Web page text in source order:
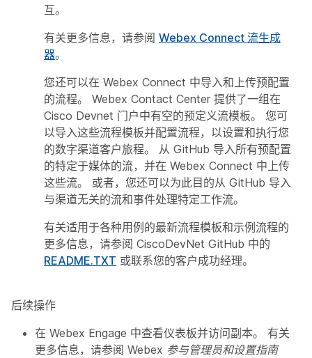
互。
有关更多信息，请参阅 Webex Connect 流生成
器。
您还可以在 Webex Connect 中导入和上传预配置
的流程。 Webex Contact Center 提供了一组在
Cisco Devnet 门户中有空的预定义流模板。 您可
以导入这些流程模板并配置流程，以设置和执行您
的数字渠道客户旅程。 从 GitHub 导入所有预配置
的特定于媒体的流，并在 Webex Connect 中上传
这些流。 或者，您还可以为此目的从 GitHub 导入
与渠道无关的流和事件处理特定工作流。
有关适用于各种用例的最新流程模板和示例流程的
更多信息，请参阅 CiscoDevNet GitHub 中的
README.TXT 或联系您的客户成功经理。
后续操作
在 Webex Engage 中查看仪表板并访问副本。 有关
更多信息，请参阅 Webex 参与管理员和设置指南